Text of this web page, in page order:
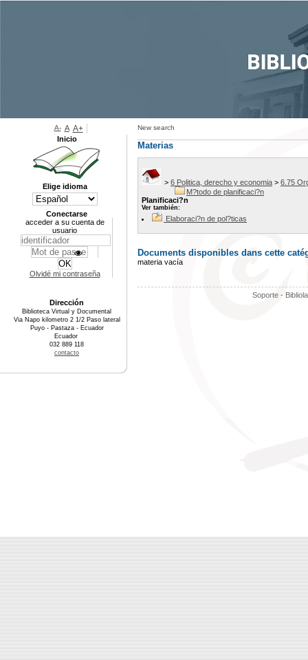
New search
Materias
> 6 Politica, derecho y economia > 6.75
M?todo de planificaci?n
Planificaci?n
Ver también:
Elaboraci?n de pol?ticas
Documents disponibles dans cette
materia vacía
Soporte -
A- A A+
Inicio
Elige idioma
Conectarse
acceder a su cuenta de
usuario
Olvidé mi contraseña
Dirección
Biblioteca Virtual y Documental
Via Napo kilometro 2 1/2 Paso lateral
Puyo - Pastaza - Ecuador
Ecuador
032 889 118
contacto